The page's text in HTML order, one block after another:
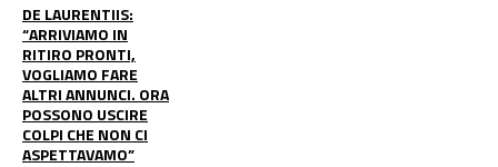
DE LAURENTIIS:
“ARRIVIAMO IN
RITIRO PRONTI,
VOGLIAMO FARE
ALTRI ANNUNCI. ORA
POSSONO USCIRE
COLPI CHE NON CI
ASPETTAVAMO”